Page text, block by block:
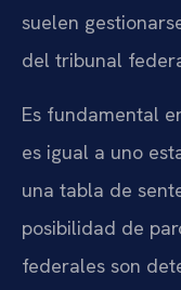
suelen
del tribunal
Es fundamental
es igual a uno
una tabla de
posibilidad de
federales son